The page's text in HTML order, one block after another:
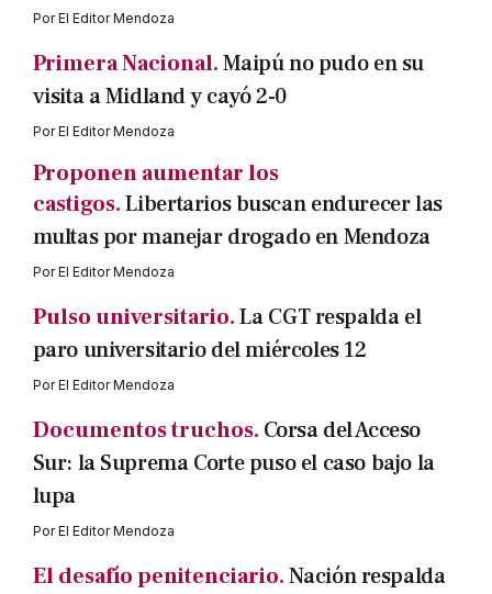
PorEl Editor Mendoza
Primera Nacional.Maipú no pudo en su
visita a Midland y cayó 2-0
PorEl Editor Mendoza
Proponen aumentar los
castigos.Libertarios buscan endurecer las
multas por manejar drogado en Mendoza
PorEl Editor Mendoza
Pulso universitario.La CGT respalda el
paro universitario del miércoles 12
PorEl Editor Mendoza
Documentos truchos. Corsa del Acceso
Sur: la Suprema Corte puso el caso bajo la
lupa
PorEl Editor Mendoza
El desafío penitenciario.Nación respalda